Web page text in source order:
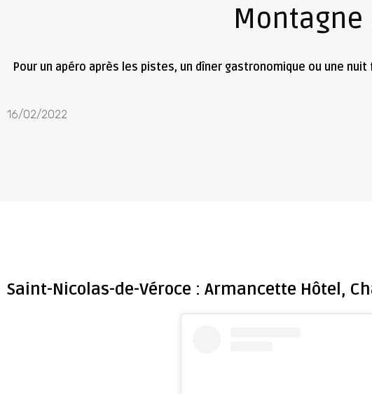
Pour un apéro après les pistes, un dîner gastronomique ou une
16/02/2022
Saint-Nicolas-de-Véroce : Armancette Hôtel,